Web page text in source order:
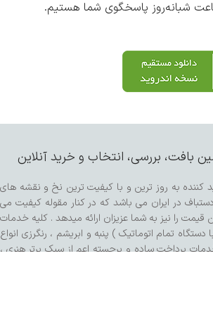
بافت، بررسی، انتخاب و خرید آنلاین
کننده به روز ترین و با کیفیت ترین نخ و نقشه های
در ایران می باشد که در کنار مقوله کیفیت می
قیمت را نیز به شما عزیزان ارائه میدهد . کلیه خدمات
تمام اتوماتیک ) پنبه و ابریشم ، رنگرزی انواع
پرداخت ساده و برجسته اعم از سبک برتر هنری ،